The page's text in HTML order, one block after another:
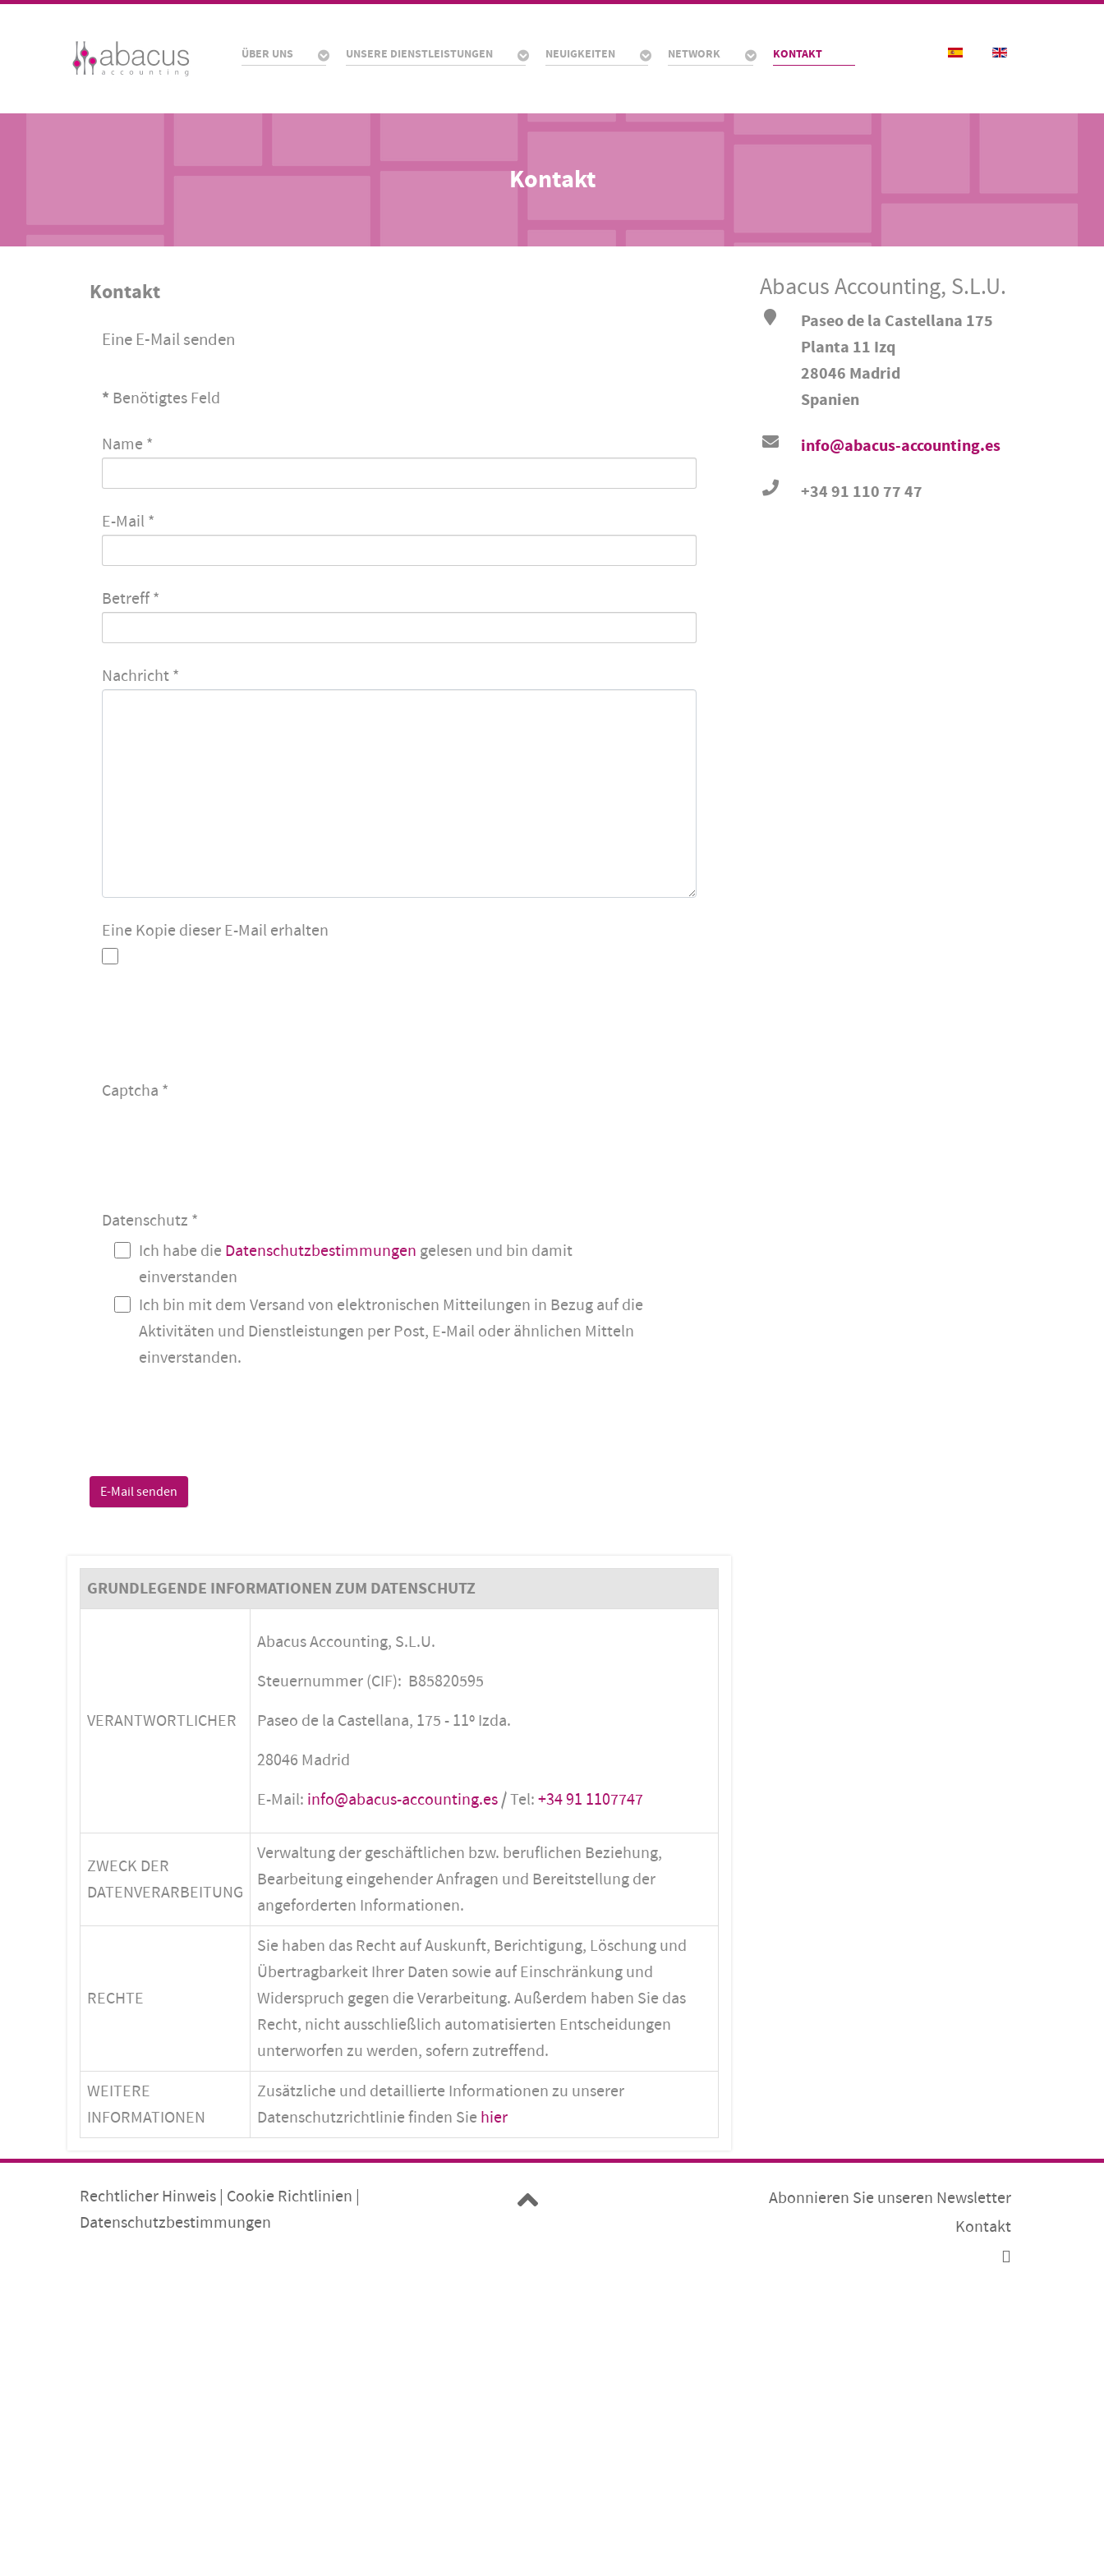
ÜBER UNS UNSERE DIENSTLEISTUNGEN NEUIGKEITEN NETWORK KONTAKT Sprache auswählen
Kontakt
Kontakt
Eine E-Mail senden
* Benötigtes Feld
Name *
E-Mail *
Betreff *
Nachricht *
Eine Kopie dieser E-Mail erhalten
Captcha *
Datenschutz *
Datenschutz
Ich habe die Datenschutzbestimmungen gelesen und bin damit
einverstanden
Ich bin mit dem Versand von elektronischen Mitteilungen in Bezug auf die
Aktivitäten und Dienstleistungen per Post, E-Mail oder ähnlichen Mitteln
einverstanden.
E-Mail senden
GRUNDLEGENDE INFORMATIONEN ZUM DATENSCHUTZ
VERANTWORTLICHER
Abacus Accounting, S.L.U.
Steuernummer (CIF): B85820595
Paseo de la Castellana, 175 - 11º Izda.
28046 Madrid
E-Mail: info@abacus-accounting.es / Tel: +34 91 1107747
ZWECK DER
DATENVERARBEITUNG
Verwaltung der geschäftlichen bzw. beruflichen Beziehung,
Bearbeitung eingehender Anfragen und Bereitstellung der
angeforderten Informationen.
RECHTE
Sie haben das Recht auf Auskunft, Berichtigung, Löschung und
Übertragbarkeit Ihrer Daten sowie auf Einschränkung und
Widerspruch gegen die Verarbeitung. Außerdem haben Sie das
Recht, nicht ausschließlich automatisierten Entscheidungen
unterworfen zu werden, sofern zutreffend.
WEITERE
INFORMATIONEN
Zusätzliche und detaillierte Informationen zu unserer
Datenschutzrichtlinie finden Sie hier
Abacus Accounting, S.L.U.
Paseo de la Castellana 175
Planta 11 Izq
28046 Madrid
Spanien
info@abacus-accounting.es
+34 91 110 77 47
Rechtlicher Hinweis Cookie Richtlinien
Datenschutzbestimmungen
Abonnieren Sie unseren Newsletter
Kontakt